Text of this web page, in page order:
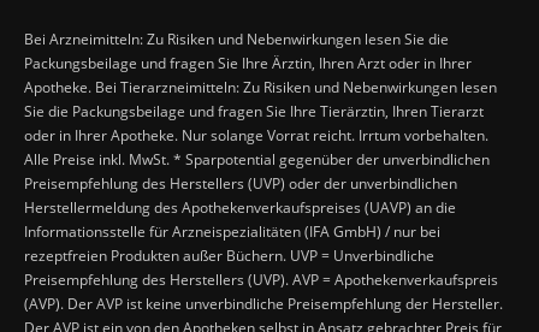
Bei Arzneimitteln: Zu Risiken und Nebenwirkungen lesen Sie die
Packungsbeilage und fragen Sie Ihre Ärztin, Ihren Arzt oder in Ihrer
Apotheke. Bei Tierarzneimitteln: Zu Risiken und Nebenwirkungen lesen
Sie die Packungsbeilage und fragen Sie Ihre Tierärztin, Ihren Tierarzt
oder in Ihrer Apotheke. Nur solange Vorrat reicht. Irrtum vorbehalten.
Alle Preise inkl. MwSt. * Sparpotential gegenüber der unverbindlichen
Preisempfehlung des Herstellers (UVP) oder der unverbindlichen
Herstellermeldung des Apothekenverkaufspreises (UAVP) an die
Informationsstelle für Arzneispezialitäten (IFA GmbH) / nur bei
rezeptfreien Produkten außer Büchern. UVP = Unverbindliche
Preisempfehlung des Herstellers (UVP). AVP = Apothekenverkaufspreis
(AVP). Der AVP ist keine unverbindliche Preisempfehlung der Hersteller.
Der AVP ist ein von den Apotheken selbst in Ansatz gebrachter Preis für